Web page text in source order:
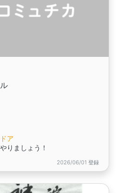
ア
りましょう！
2026/06/01 登録